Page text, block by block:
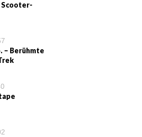
– Berühmte